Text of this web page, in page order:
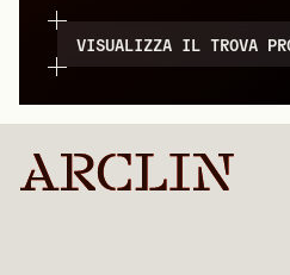
VISUALIZZA IL TROVA